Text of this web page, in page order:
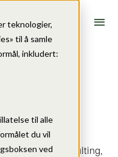
teknologier,
til å samle
inkludert:
til alle
du vil
ved
menu
Consulting,